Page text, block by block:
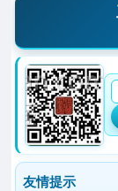
友情提示